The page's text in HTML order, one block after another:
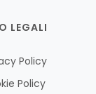
LEGALI
Policy
Policy